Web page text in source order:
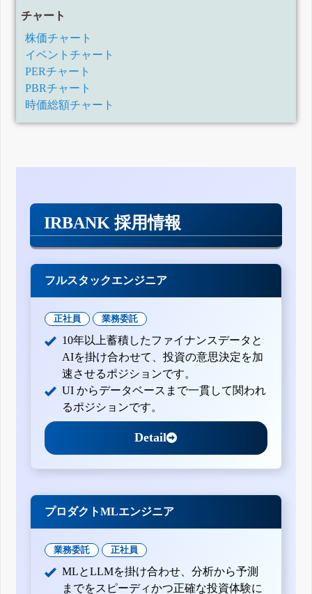
チャート
株価チャート
イベントチャート
PERチャート
PBRチャート
時価総額チャート
IRBANK 採用情報
フルスタックエンジニア
正社員 業務委託
10年以上蓄積したファイナンスデータと
AIを掛け合わせて、投資の意思決定を加
速させるポジションです。
UI からデータベースまで一貫して関われ
るポジションです。
Detail
プロダクトMLエンジニア
業務委託 正社員
MLとLLMを掛け合わせ、分析から予測
までをスピーディかつ正確な投資体験に